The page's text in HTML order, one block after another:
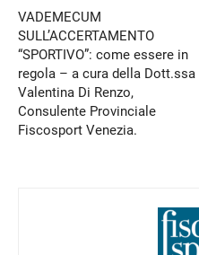
VADEMECUM
SULL’ACCERTAMENTO
“SPORTIVO”: come essere in
regola – a cura della Dott.ssa
Valentina Di Renzo,
Consulente Provinciale
Fiscosport Venezia.